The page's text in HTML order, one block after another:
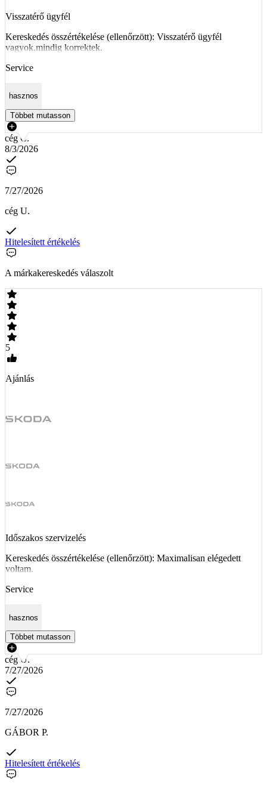
Visszatérő ügyfél
Kereskedés összértékelése (ellenőrzött): Visszatérő ügyfél
vagyok,mindig korrektek.
Service
hasznos
Többet mutasson
cég C.
8/3/2026
7/27/2026
cég U.
Hitelesített értékelés
A márkakereskedés válaszolt
5
Ajánlás
Időszakos szervizelés
Kereskedés összértékelése (ellenőrzött): Maximalisan elégedett
voltam.
Service
hasznos
Többet mutasson
cég U.
7/27/2026
7/27/2026
GÁBOR P.
Hitelesített értékelés